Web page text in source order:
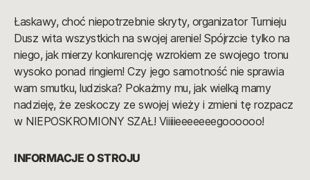
Łaskawy, choć niepotrzebnie skryty, organizator Turnieju
Dusz wita wszystkich na swojej arenie! Spójrzcie tylko na
niego, jak mierzy konkurencję wzrokiem ze swojego tronu
wysoko ponad ringiem! Czy jego samotność nie sprawia
wam smutku, ludziska? Pokażmy mu, jak wielką mamy
nadzieję, że zeskoczy ze swojej wieży i zmieni tę rozpacz
w NIEPOSKROMIONY SZAŁ! Viiiiieeeeeeegoooooo!
INFORMACJE O STROJU